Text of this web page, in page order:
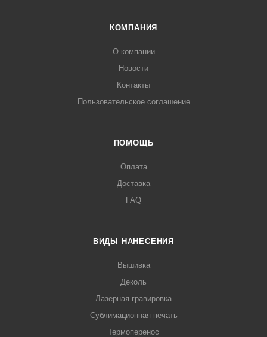
КОМПАНИЯ
О компании
Новости
Контакты
Пользовательское соглашение
ПОМОЩЬ
Оплата
Доставка
FAQ
ВИДЫ НАНЕСЕНИЯ
Вышивка
Деколь
Лазерная гравировка
Сублимационная печать
Термоперенос